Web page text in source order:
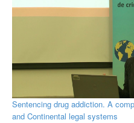
Sentencing drug addiction. A
and Continental legal systems